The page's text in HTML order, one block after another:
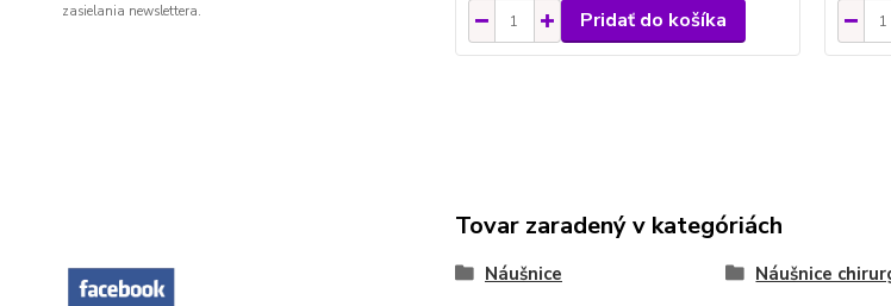
zasielania newslettera.
Pridať do košíka
Tovar zaradený v kategóriách
Náušnice Náušnice